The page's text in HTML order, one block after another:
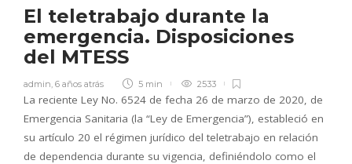
El teletrabajo durante la
emergencia. Disposiciones
del MTESS
admin, 6 años atrás 5 min 2533
La reciente Ley No. 6524 de fecha 26 de marzo de 2020, de
Emergencia Sanitaria (la “Ley de Emergencia”), estableció en
su artículo 20 el régimen jurídico del teletrabajo en relación
de dependencia durante su vigencia, definiéndolo como el